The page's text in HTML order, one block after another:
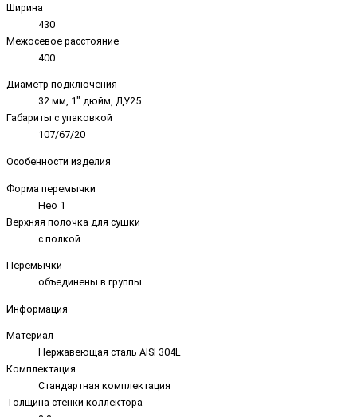
Ширина
430
Межосевое расстояние
400
Диаметр подключения
32 мм, 1" дюйм, ДУ25
Габариты с упаковкой
107/67/20
Особенности изделия
Форма перемычки
Нео 1
Верхняя полочка для сушки
с полкой
Перемычки
объединены в группы
Информация
Материал
Нержавеющая сталь AISI 304L
Комплектация
Стандартная комплектация
Толщина стенки коллектора